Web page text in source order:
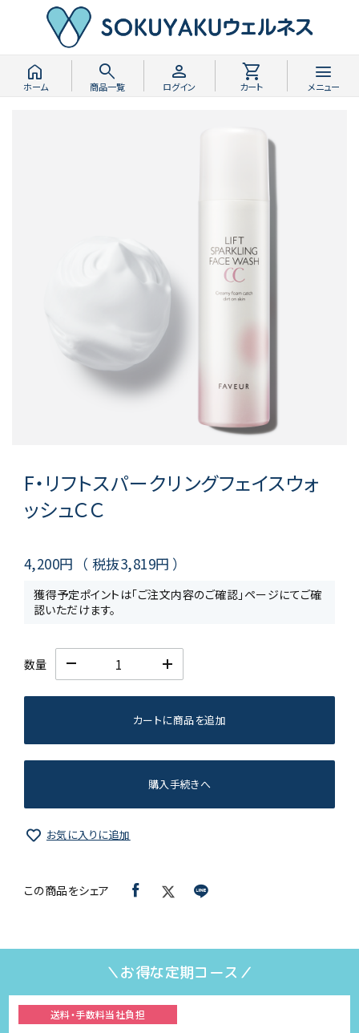
home
ホーム
search
商品一覧
person
ログイン
shopping_cart
カート
menu
メニュー
F・リフトスパークリングフェイスウォ
ッシュＣＣ
4,200円 （ 税抜3,819円 ）
獲得予定ポイントは「ご注文内容のご確認」ページにてご確
認いただけます。
数量
カートに商品を追加
購入手続きへ
お気に入りに追加
この商品をシェア
＼お得な定期コース／
送料・手数料当社負担